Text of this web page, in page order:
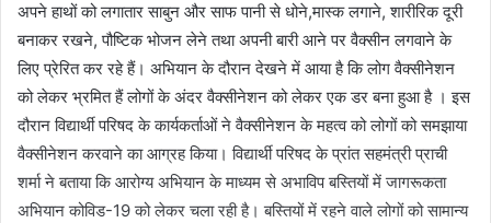
अपने हाथों को लगातार साबुन और साफ पानी से धोने,मास्क लगाने, शारीरिक दूरी
बनाकर रखने, पौष्टिक भोजन लेने तथा अपनी बारी आने पर वैक्सीन लगवाने के
लिए प्रेरित कर रहे हैं। अभियान के दौरान देखने में आया है कि लोग वैक्सीनेशन
को लेकर भ्रमित हैं लोगों के अंदर वैक्सीनेशन को लेकर एक डर बना हुआ है । इस
दौरान विद्यार्थी परिषद के कार्यकर्ताओं ने वैक्सीनेशन के महत्व को लोगों को समझाया
वैक्सीनेशन करवाने का आग्रह किया। विद्यार्थी परिषद के प्रांत सहमंत्री प्राची
शर्मा ने बताया कि आरोग्य अभियान के माध्यम से अभाविप बस्तियों में जागरूकता
अभियान कोविड-19 को लेकर चला रही है। बस्तियों में रहने वाले लोगों को सामान्य